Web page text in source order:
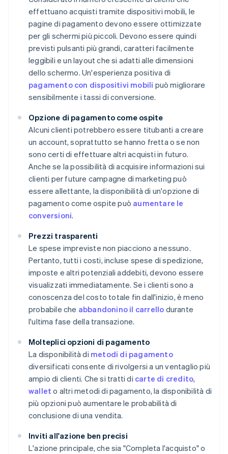
effettuano acquisti tramite dispositivi mobili, le
pagine di pagamento devono essere ottimizzate
per gli schermi più piccoli. Devono essere quindi
previsti pulsanti più grandi, caratteri facilmente
leggibili e un layout che si adatti alle dimensioni
dello schermo. Un'esperienza positiva di
pagamento con dispositivi mobili può migliorare
sensibilmente i tassi di conversione.
Opzione di pagamento come ospite
Alcuni clienti potrebbero essere titubanti a creare
un account, soprattutto se hanno fretta o se non
sono certi di effettuare altri acquisti in futuro.
Anche se la possibilità di acquisire informazioni sui
clienti per future campagne di marketing può
essere allettante, la disponibilità di un'opzione di
pagamento come ospite può aumentare le
conversioni.
Prezzi trasparenti
Le spese impreviste non piacciono a nessuno.
Pertanto, tutti i costi, incluse spese di spedizione,
imposte e altri potenziali addebiti, devono essere
visualizzati immediatamente. Se i clienti sono a
conoscenza del costo totale fin dall'inizio, è meno
probabile che abbandonino il carrello durante
l'ultima fase della transazione.
Molteplici opzioni di pagamento
La disponibilità di metodi di pagamento
diversificati consente di rivolgersi a un ventaglio più
ampio di clienti. Che si tratti di carte di credito,
wallet o altri metodi di pagamento, la disponibilità di
più opzioni può aumentare le probabilità di
conclusione di una vendita.
Inviti all'azione ben precisi
L'azione principale, che sia "Completa l'acquisto" o